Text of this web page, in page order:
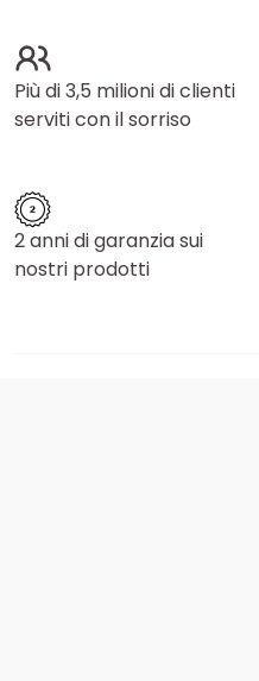
Più di 3,5 milioni di clienti
serviti con il sorriso
2 anni di garanzia sui
nostri prodotti